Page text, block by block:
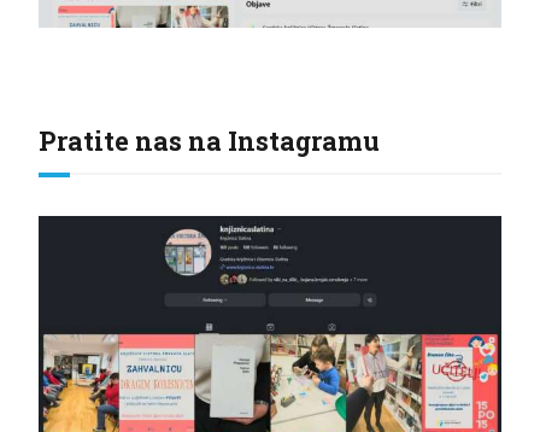
Pratite nas na Instagramu